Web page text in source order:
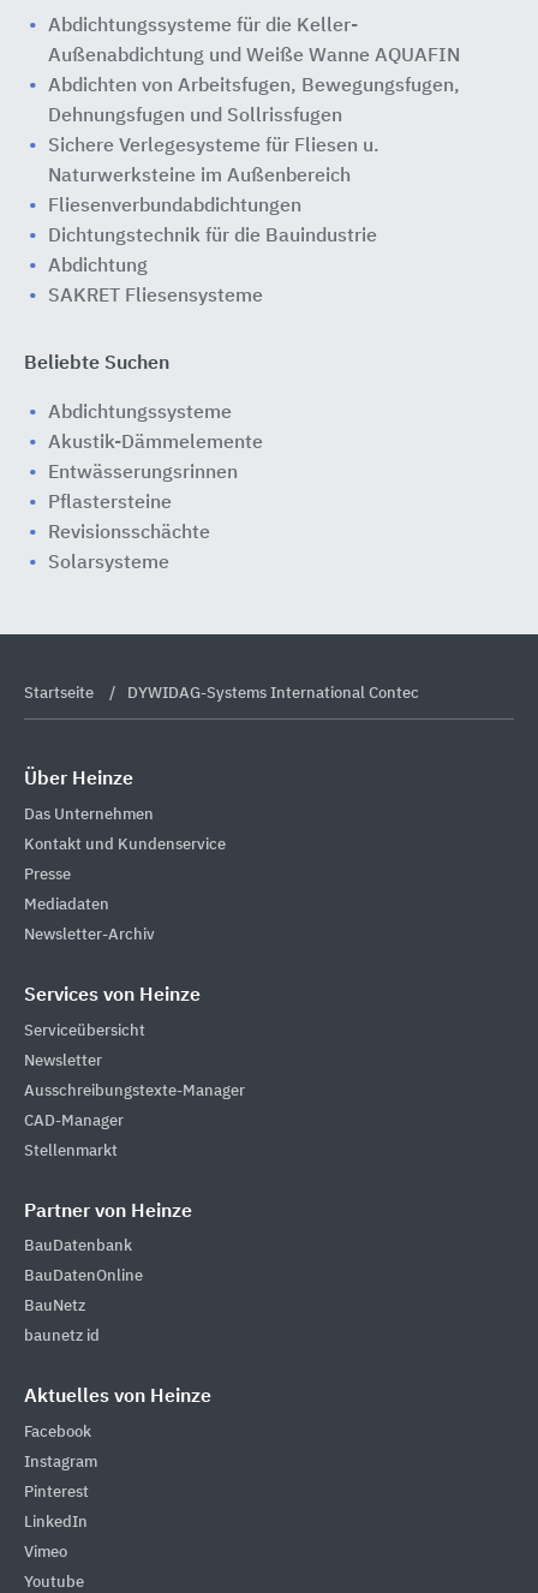
Abdichtungssysteme für die Keller-
Außenabdichtung und Weiße Wanne AQUAFIN
Abdichten von Arbeitsfugen, Bewegungsfugen,
Dehnungsfugen und Sollrissfugen
Sichere Verlegesysteme für Fliesen u.
Naturwerksteine im Außenbereich
Fliesenverbundabdichtungen
Dichtungstechnik für die Bauindustrie
Abdichtung
SAKRET Fliesensysteme
Beliebte Suchen
Abdichtungssysteme
Akustik-Dämmelemente
Entwässerungsrinnen
Pflastersteine
Revisionsschächte
Solarsysteme
Startseite DYWIDAG-Systems International Contec
Über Heinze
Das Unternehmen
Kontakt und Kundenservice
Presse
Mediadaten
Newsletter-Archiv
Services von Heinze
Serviceübersicht
Newsletter
Ausschreibungstexte-Manager
CAD-Manager
Stellenmarkt
Partner von Heinze
BauDatenbank
BauDatenOnline
BauNetz
baunetz id
Aktuelles von Heinze
Facebook
Instagram
Pinterest
LinkedIn
Vimeo
Youtube